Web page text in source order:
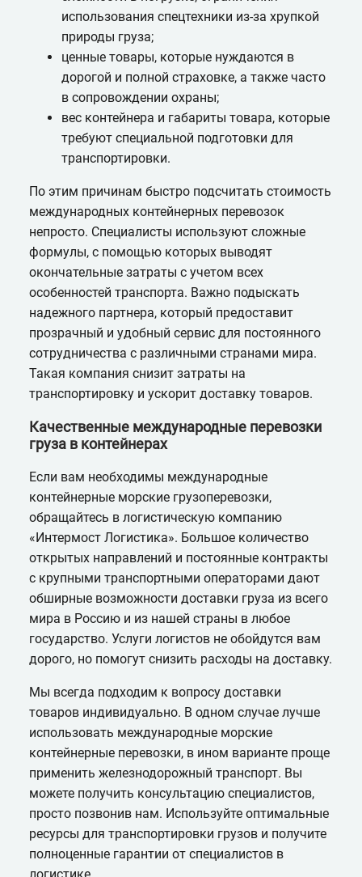
использования спецтехники из-за хрупкой
природы груза;
ценные товары, которые нуждаются в
дорогой и полной страховке, а также часто
в сопровождении охраны;
вес контейнера и габариты товара, которые
требуют специальной подготовки для
транспортировки.
По этим причинам быстро подсчитать стоимость
международных контейнерных перевозок
непросто. Специалисты используют сложные
формулы, с помощью которых выводят
окончательные затраты с учетом всех
особенностей транспорта. Важно подыскать
надежного партнера, который предоставит
прозрачный и удобный сервис для постоянного
сотрудничества с различными странами мира.
Такая компания снизит затраты на
транспортировку и ускорит доставку товаров.
Качественные международные перевозки
груза в контейнерах
Если вам необходимы международные
контейнерные морские грузоперевозки,
обращайтесь в логистическую компанию
«Интермост Логистика». Большое количество
открытых направлений и постоянные контракты
с крупными транспортными операторами дают
обширные возможности доставки груза из всего
мира в Россию и из нашей страны в любое
государство. Услуги логистов не обойдутся вам
дорого, но помогут снизить расходы на доставку.
Мы всегда подходим к вопросу доставки
товаров индивидуально. В одном случае лучше
использовать международные морские
контейнерные перевозки, в ином варианте проще
применить железнодорожный транспорт. Вы
можете получить консультацию специалистов,
просто позвонив нам. Используйте оптимальные
ресурсы для транспортировки грузов и получите
полноценные гарантии от специалистов в